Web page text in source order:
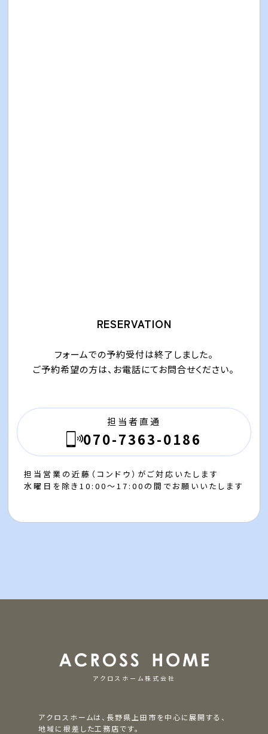
RESERVATION
フォームでの予約受付は終了しました。
ご予約希望の方は、お電話にてお問合せください。
担当者直通
070-7363-0186
担当営業の近藤（コンドウ）がご対応いたします
水曜日を除き10:00～17:00の間でお願いいたします
アクロスホーム株式会社
アクロスホームは、長野県上田市を中心に展開する、
地域に根差した工務店です。